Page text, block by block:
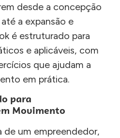
desde a concepção
a expansão e
é estruturado para
e aplicáveis, com
que ajudam a
em prática.
para
Movimento
de um empreendedor,